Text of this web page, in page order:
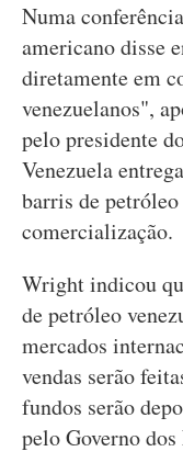
Numa
americano disse
diretamente em
venezuelanos",
pelo presidente
Venezuela
barris de
comercialização.
Wright indicou
de petróleo
mercados
vendas serão
fundos serão
pelo Governo